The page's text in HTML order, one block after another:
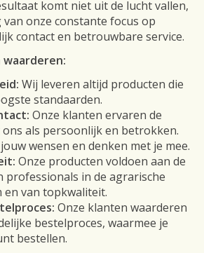
komt niet uit de lucht vallen,
onze constante focus op
contact en betrouwbare service.
Wij leveren altijd producten die
standaarden.
Onze klanten ervaren de
als persoonlijk en betrokken.
wensen en denken met je mee.
Onze producten voldoen aan de
professionals in de agrarische
en van topkwaliteit.
Onze klanten waarderen
bestelproces, waarmee je
bestellen.